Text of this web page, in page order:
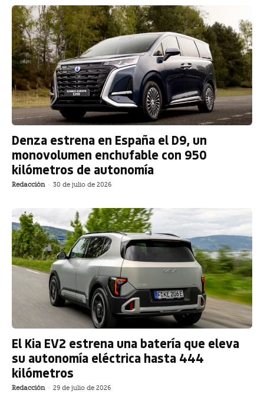
Denza estrena en España el D9, un
monovolumen enchufable con 950
kilómetros de autonomía
Redacción - 30 de julio de 2026
El Kia EV2 estrena una batería que eleva
su autonomía eléctrica hasta 444
kilómetros
Redacción - 29 de julio de 2026